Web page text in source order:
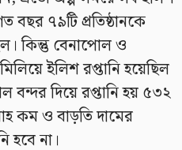
বছর ৭৯টি প্রতিষ্ঠানকে
কিন্তু বেনাপোল ও
ইলিশ রপ্তানি হয়েছিল
দিয়ে রপ্তানি হয় ৫৩২
কম ও বাড়তি দামের
হবে না।